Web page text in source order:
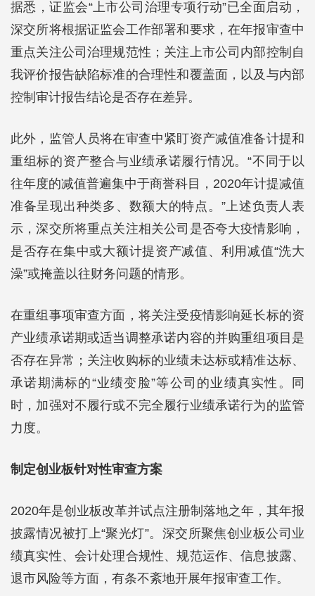
据悉，证监会“上市公司治理专项行动”已全面启动，
深交所将根据证监会工作部署和要求，在年报审查中
重点关注公司治理规范性；关注上市公司内部控制自
我评价报告缺陷标准的合理性和覆盖面，以及与内部
控制审计报告结论是否存在差异。
此外，监管人员将在审查中紧盯资产减值准备计提和
重组标的资产整合与业绩承诺履行情况。“不同于以
往年度的减值普遍集中于商誉科目，2020年计提减值
准备呈现出种类多、数额大的特点。”上述负责人表
示，深交所将重点关注相关公司是否夸大疫情影响，
是否存在集中或大额计提资产减值、利用减值“洗大
澡”或掩盖以往财务问题的情形。
在重组事项审查方面，将关注受疫情影响延长标的资
产业绩承诺期或适当调整承诺内容的并购重组项目是
否存在异常；关注收购标的业绩未达标或精准达标、
承诺期满标的“业绩变脸”等公司的业绩真实性。同
时，加强对不履行或不完全履行业绩承诺行为的监管
力度。
制定创业板针对性审查方案
2020年是创业板改革并试点注册制落地之年，其年报
披露情况被打上“聚光灯”。深交所聚焦创业板公司业
绩真实性、会计处理合规性、规范运作、信息披露、
退市风险等方面，有条不紊地开展年报审查工作。